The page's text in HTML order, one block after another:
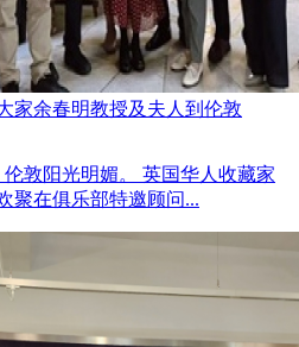
家余春明教授及夫人到伦敦
伦敦阳光明媚。 英国华人收藏家
聚在俱乐部特邀顾问...